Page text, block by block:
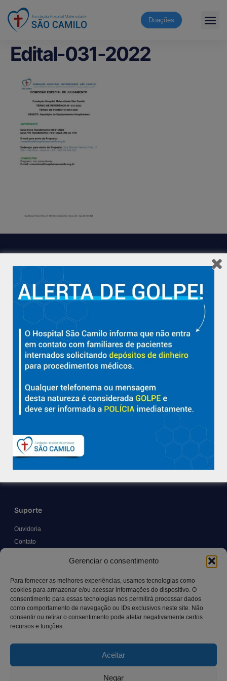
Gerenciar o consentimento
Para fornecer as melhores experiências, usamos tecnologias como
cookies para armazenar e/ou acessar informações do dispositivo. O
consentimento para essas tecnologias nos permitirá processar dados
como comportamento de navegação ou IDs exclusivos neste site. Não
consentir ou retirar o consentimento pode afetar negativamente certos
recursos e funções.
Aceitar
Negar
Doações
Edital-031-2022
Hospital São Camilo – há mais de 50 anos cuidando da saúde
com qualidade, acolhimento e compromisso com a vida em
Aracruz e região.
Sobre
Diretorias
Políticas e Normas
Trabalhe Conosco
Suporte
Ouvidoria
Contato
Canal LGPD e Segurança da Informação
Contato